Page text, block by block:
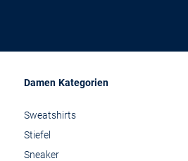
Damen Kategorien
Sweatshirts
Stiefel
Sneaker